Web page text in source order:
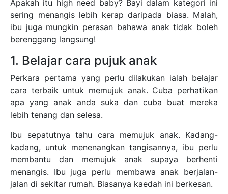
Apakah itu high need baby? Bayi dalam kategori ini
sering menangis lebih kerap daripada biasa. Malah,
ibu juga mungkin perasan bahawa anak tidak boleh
berenggang langsung!
1. Belajar cara pujuk anak
Perkara pertama yang perlu dilakukan ialah belajar
cara terbaik untuk memujuk anak. Cuba perhatikan
apa yang anak anda suka dan cuba buat mereka
lebih tenang dan selesa.
Ibu sepatutnya tahu cara memujuk anak. Kadang-
kadang, untuk menenangkan tangisannya, ibu perlu
membantu dan memujuk anak supaya berhenti
menangis. Ibu juga perlu membawa anak berjalan-
jalan di sekitar rumah. Biasanya kaedah ini berkesan.